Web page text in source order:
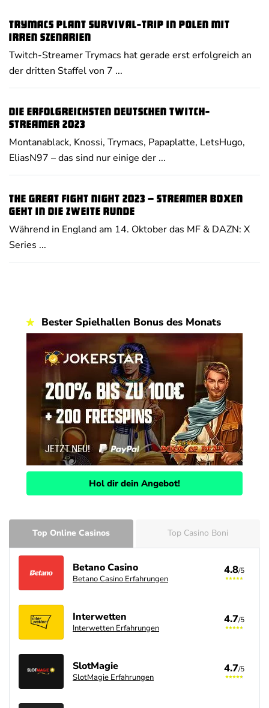
Trymacs plant Survival-Trip in Polen mit
irren Szenarien
Twitch-Streamer Trymacs hat gerade erst erfolgreich an
der dritten Staffel von 7 ...
Die erfolgreichsten deutschen Twitch-
Streamer 2023
Montanablack, Knossi, Trymacs, Papaplatte, LetsHugo,
EliasN97 – das sind nur einige der ...
The Great Fight Night 2023 – Streamer Boxen
geht in die zweite Runde
Während in England am 14. Oktober das MF & DAZN: X
Series ...
Bester Spielhallen Bonus des Monats
Hol dir dein Angebot!
Top Online Casinos Top Casino Boni
Betano Casino
Betano Casino Erfahrungen
4.8/5
Interwetten
Interwetten Erfahrungen
4.7/5
SlotMagie
SlotMagie Erfahrungen
4.7/5